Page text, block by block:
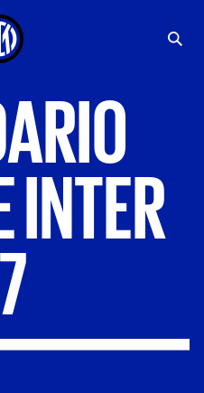
INTER